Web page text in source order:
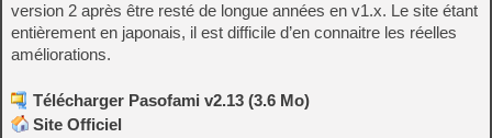
version 2 après être resté de longue années en v1.x. Le site étant
entièrement en japonais, il est difficile d’en connaitre les réelles
améliorations.
Télécharger Pasofami v2.13 (3.6 Mo)
Site Officiel